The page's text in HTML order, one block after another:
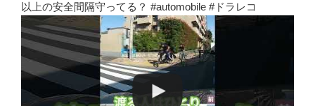
以上の安全間隔守ってる？ #automobile #ドラレコ